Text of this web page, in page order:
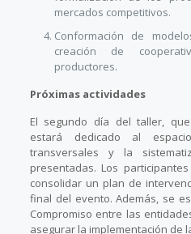
mercados competitivos.
Conformación de
creación de
productores.
Próximas actividades
El segundo día del taller,
estará dedicado al
transversales y la
presentadas. Los
consolidar un plan de
final del evento. Además, se
Compromiso entre las
asegurar la implementación de